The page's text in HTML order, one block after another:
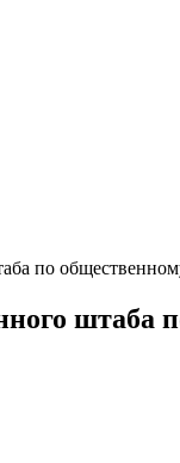
по